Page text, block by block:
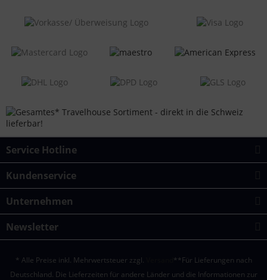
Service Hotline
Kundenservice
Unternehmen
Newsletter
* Alle Preise inkl. Mehrwertsteuer zzgl.
**Für Lieferungen nach
Deutschland. Die Lieferzeiten für andere Länder und die Informationen zur